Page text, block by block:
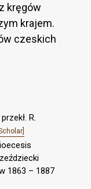
kręgów
krajem.
czeskich
R.
1863 – 1887